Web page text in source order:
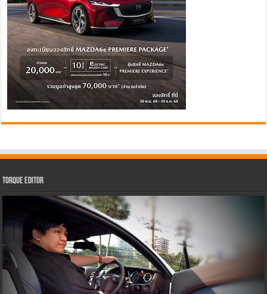
Torque Editor